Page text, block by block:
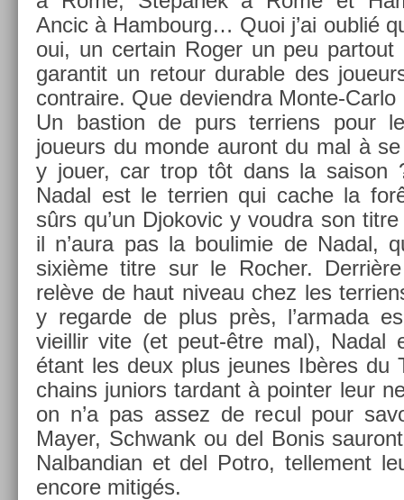
Ancic à Ham­bourg… Quoi j’ai oublié
oui, un cer­tain Roger un peu
garan­tit un re­tour dur­able des
contra­ire. Que de­viendra Monte-Carlo
Un bas­tion de purs ter­riens pour
joueurs du monde auront du mal à
y jouer, car trop tôt dans la saison
Nadal est le ter­ri­en qui cache la
sûrs qu’un Djokovic y voud­ra son
il n’aura pas la boulimie de Nadal,
sixième titre sur le Roch­er.
relève de haut niveau chez les
y re­gar­de de plus près, l’ar­mada
vieil­lir vite (et peut-être mal), Nadal
étant les deux plus jeunes Ibères
chains juniors tar­dant à point­er leur
on n’a pas assez de recul pour
Mayer, Schwank ou del Bonis
Nal­bandian et del Potro, tel­le­ment
en­core mitigés.